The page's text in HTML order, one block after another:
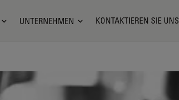
UNTERNEHMEN KONTAKTIEREN SIE UNS